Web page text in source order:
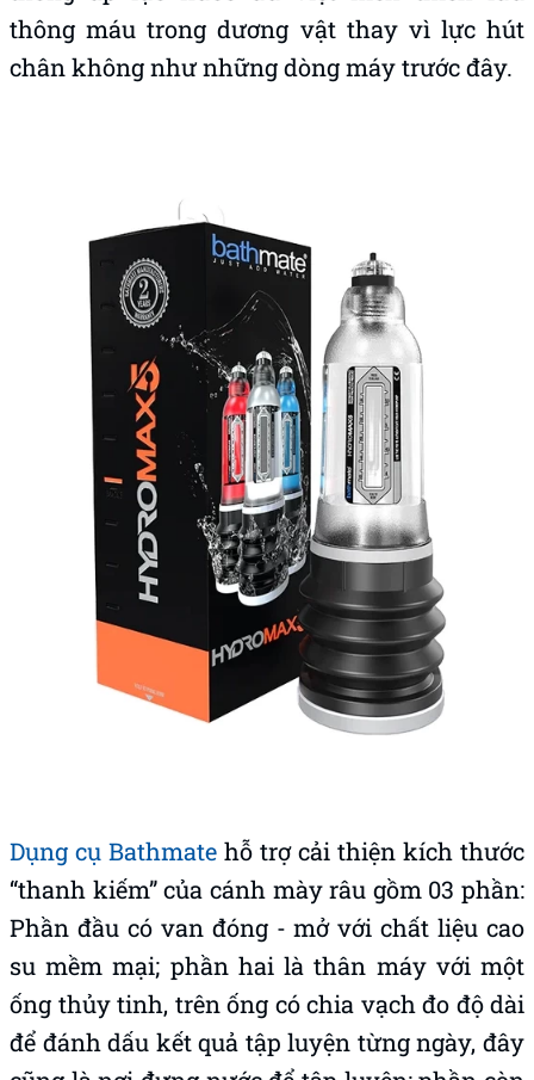
thông máu trong dương vật thay vì lực hút
chân không như những dòng máy trước đây.
Dụng cụ Bathmate hỗ trợ cải thiện kích thước
“thanh kiếm” của cánh mày râu gồm 03 phần:
Phần đầu có van đóng - mở với chất liệu cao
su mềm mại; phần hai là thân máy với một
ống thủy tinh, trên ống có chia vạch đo độ dài
để đánh dấu kết quả tập luyện từng ngày, đây